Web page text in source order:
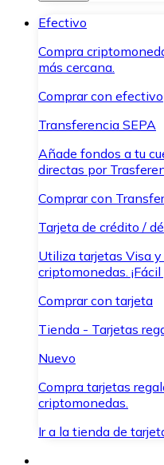
Efectivo
Compra
más cercana.
Comprar con efectivo
Transferencia SEPA
Añade fondos a tu
directas por
Comprar con
Tarjeta de crédito /
Utiliza tarjetas Visa
criptomonedas. ¡Fácil
Comprar con tarjeta
Tienda - Tarjetas
Nuevo
Compra tarjetas
criptomonedas.
Ir a la tienda de